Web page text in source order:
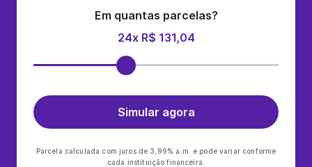
Em quantas parcelas?
24x R$ 131,04
Simular agora
Parcela calculada com juros de 3,99% a.m. e pode variar conforme
cada instituição financeira.